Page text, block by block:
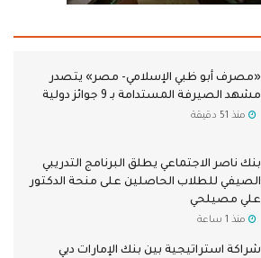
«مصرف أبو ظبي الإسلامي- مصر» يتصدر
مشهد الصيرفة المستدامة بـ 9 جوائز دولية
منذ 51 دقيقة
بنك ناصر الاجتماعي يطلق البرنامج التدريبي
الصيفي للطلاب الحاصلين على منحة الدكتور
علي مصيلحي
منذ 1 ساعة
شراكة استراتيجية بين بنك الإمارات دبي